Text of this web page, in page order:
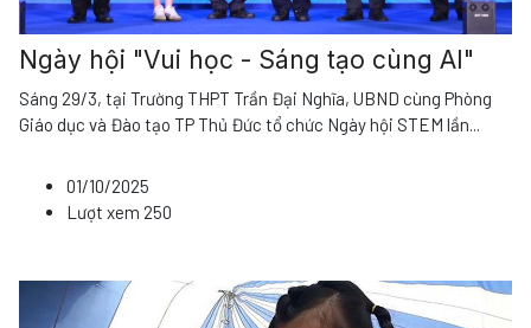
Ngày hội "Vui học - Sáng tạo cùng AI"
Sáng 29/3, tại Trường THPT Trần Đại Nghĩa, UBND cùng Phòng
Giáo dục và Đào tạo TP Thủ Đức tổ chức Ngày hội STEM lần...
01/10/2025
Lượt xem 250